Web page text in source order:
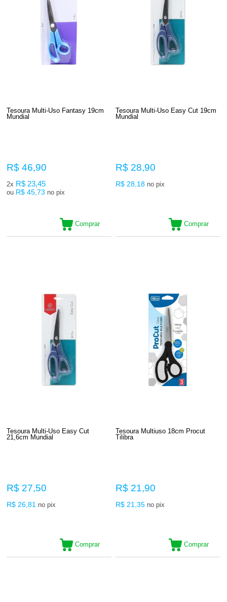
Tesoura Multi-Uso Fantasy 19cm
Mundial
R$ 46,90
2x R$ 23,45
ou R$ 45,73 no pix
Comprar
Tesoura Multi-Uso Easy Cut 19cm
Mundial
R$ 28,90
R$ 28,18 no pix
Comprar
Tesoura Multi-Uso Easy Cut
21,6cm Mundial
R$ 27,50
R$ 26,81 no pix
Comprar
Tesoura Multiuso 18cm Procut
Tilibra
R$ 21,90
R$ 21,35 no pix
Comprar